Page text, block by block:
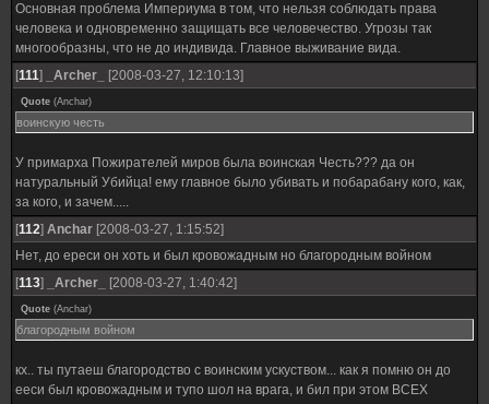
Основная проблема Империума в том, что нельзя соблюдать права
человека и одновременно защищать все человечество. Угрозы так
многообразны, что не до индивида. Главное выживание вида.
[111] _Archer_ [2008-03-27, 12:10:13]
Quote (Anchar)
воинскую честь
У примарха Пожирателей миров была воинская Честь??? да он
натуральный Убийца! ему главное было убивать и побарабану кого, как,
за кого, и зачем.....
[112] Anchar [2008-03-27, 1:15:52]
Нет, до ереси он хоть и был кровожадным но благородным войном
[113] _Archer_ [2008-03-27, 1:40:42]
Quote (Anchar)
благородным войном
кх.. ты путаеш благородство с воинским ускуством... как я помню он до
ееси был кровожадным и тупо шол на врага, и бил при этом ВСЕХ